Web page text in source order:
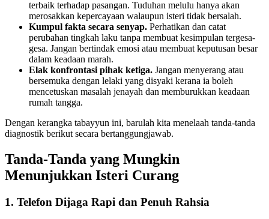
terbaik terhadap pasangan. Tuduhan melulu hanya akan
merosakkan kepercayaan walaupun isteri tidak bersalah.
Kumpul fakta secara senyap. Perhatikan dan catat
perubahan tingkah laku tanpa membuat kesimpulan tergesa-
gesa. Jangan bertindak emosi atau membuat keputusan besar
dalam keadaan marah.
Elak konfrontasi pihak ketiga. Jangan menyerang atau
bersemuka dengan lelaki yang disyaki kerana ia boleh
mencetuskan masalah jenayah dan memburukkan keadaan
rumah tangga.
Dengan kerangka tabayyun ini, barulah kita menelaah tanda-tanda
diagnostik berikut secara bertanggungjawab.
Tanda-Tanda yang Mungkin
Menunjukkan Isteri Curang
1. Telefon Dijaga Rapi dan Penuh Rahsia